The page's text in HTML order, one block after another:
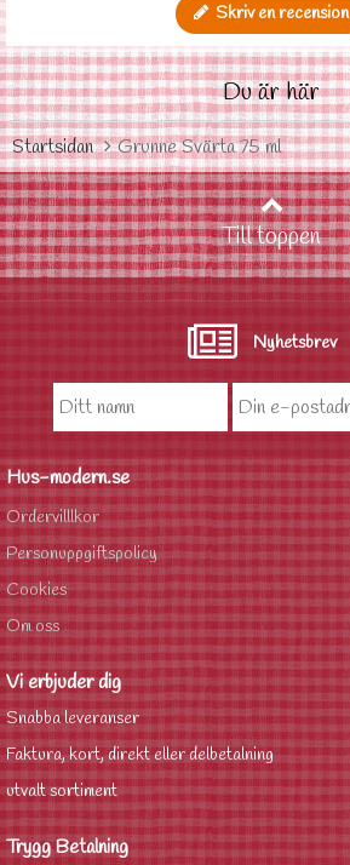
Skriv en recension
Du är här
Startsidan Grunne Svärta 75 ml
Till toppen
Nyhetsbrev
Hus-modern.se
Ordervilllkor
Personuppgiftspolicy
Cookies
Om oss
Vi erbjuder dig
Snabba leveranser
Faktura, kort, direkt eller delbetalning
utvalt sortiment
Trygg Betalning